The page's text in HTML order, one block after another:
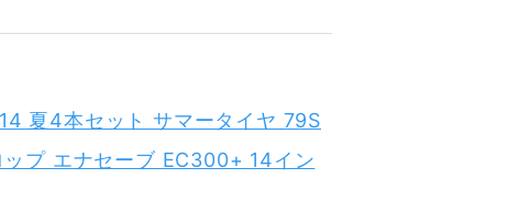
夏4本セット サマータイヤ 79S
プ エナセーブ EC300+ 14イン